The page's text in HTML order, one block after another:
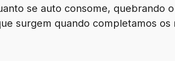
se auto consome, quebrando
surgem quando completamos os